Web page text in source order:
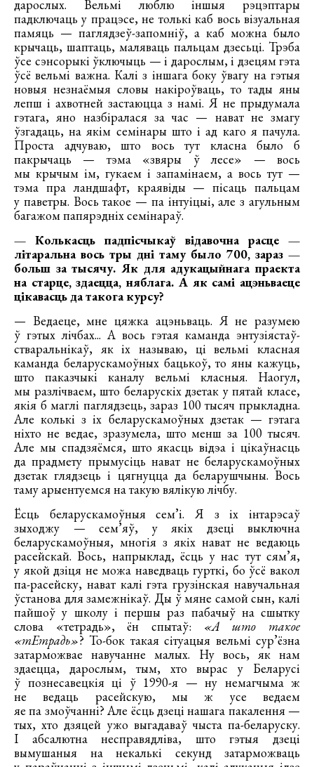
дарослых. Вельмі люблю іншыя рэцэптары
падключаць у працэсе, не толькі каб вось візуальная
памяць — паглядзеў-запомніў, а каб можна было
крычаць, шаптаць, маляваць пальцам дзесьці. Трэба
ўсе сэнсорыкі ўключыць — і дарослым, і дзецям гэта
ўсё вельмі важна. Калі з іншага боку ўвагу на гэтыя
новыя незнаёмыя словы накіроўваць, то тады яны
лепш і ахвотней застаюцца з намі. Я не прыдумала
гэтага, яно назбіралася за час — нават не змагу
ўзгадаць, на якім семінары што і ад каго я пачула.
Проста адчуваю, што вось тут класна было б
пакрычаць — тэма «звяры ў лесе» — вось
мы крычым ім, гукаем і запамінаем, а вось тут —
тэма пра ландшафт, краявіды — пісаць пальцам
у паветры. Вось такое — па інтуіцыі, але з агульным
багажом папярэдніх семінараў.
— Колькасць падпісчыкаў відавочна расце —
літаральна вось тры дні таму было 700, зараз —
больш за тысячу. Як для адукацыйнага праекта
на старце, здаецца, няблага. А як самі ацэньваеце
цікавасць да такога курсу?
— Ведаеце, мне цяжка ацэньваць. Я не разумею
ў гэтых лічбах... А вось гэтая каманда энтузіястаў-
стваральнікаў, як іх называю, ці вельмі класная
каманда беларускамоўных бацькоў, то яны кажуць,
што паказчыкі каналу вельмі класныя. Наогул,
мы разлічваем, што беларускіх дзетак у пятай класе,
якія б маглі паглядзець, зараз 100 тысяч прыкладна.
Але колькі з іх беларускамоўных дзетак — гэтага
ніхто не ведае, зразумела, што менш за 100 тысяч.
Але мы спадзяёмся, што якасць відэа і цікаўнасць
да прадмету прымусіць нават не беларускамоўных
дзетак глядзець і цягнуцца да беларушчыны. Вось
таму арыентуемся на такую вялікую лічбу.
Ёсць беларускамоўныя сем’і. Я з іх інтарэсаў
зыходжу — сем’яў, у якіх дзеці выключна
беларускамоўныя, многія з якіх нават не ведаюць
расейскай. Вось, напрыклад, ёсць у нас тут сям’я,
у якой дзіця не можа наведваць гурткі, бо ўсё вакол
па-расейску, нават калі гэта грузінская навучальная
ўстанова для замежнікаў. Ды ў мяне самой сын, калі
пайшоў у школу і першы раз пабачыў на сшытку
слова «тетрадь», ён спытаў: «А што такое
«тЕтрадь»? То-бок такая сітуацыя вельмі сур’ёзна
затарможвае навучанне малых. Ну вось, як нам
здаецца, дарослым, тым, хто вырас у Беларусі
ў познесавецкія ці ў 1990-я — ну немагчыма ж
не ведаць расейскую, мы ж усе ведаем
яе па змоўчанні? Але ёсць дзеці нашага пакалення —
тых, хто дзяцей ужо выгадаваў чыста па-беларуску.
І абсалютна несправядліва, што гэтыя дзеці
вымушаныя на некалькі секунд затарможваць